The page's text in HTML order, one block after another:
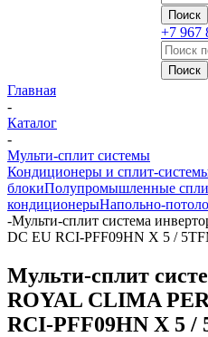
+7 967
Главная
-
Каталог
-
Мульти-сплит системы
Кондиционеры и сплит-
блокиПолупромышленные
кондиционерыНапольно-
-Мульти-сплит система
DC EU RCI-PFF09HN X 5 /
Мульти-сплит
ROYAL CLIMA
RCI-PFF09HN X 5 /